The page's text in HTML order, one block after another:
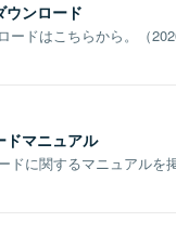
ウンロード
ードはこちらから。（
ドマニュアル
ドに関するマニュアルを